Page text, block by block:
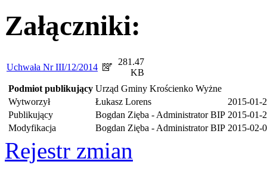
Załączniki:
Uchwała Nr III/12/2014
281.47
KB
Podmiot publikujący Urząd Gminy Krościenko Wyżne
Wytworzył
Łukasz Lorens
2015-01-
Publikujący
Bogdan Zięba - Administrator BIP 2015-01-
Modyfikacja
Bogdan Zięba - Administrator BIP 2015-02-
Rejestr zmian